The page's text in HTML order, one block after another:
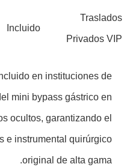
Traslados
Privados VIP
Incluido
en instituciones de
mini bypass gástrico en
ocultos, garantizando el
e instrumental quirúrgico
original de alta gama.